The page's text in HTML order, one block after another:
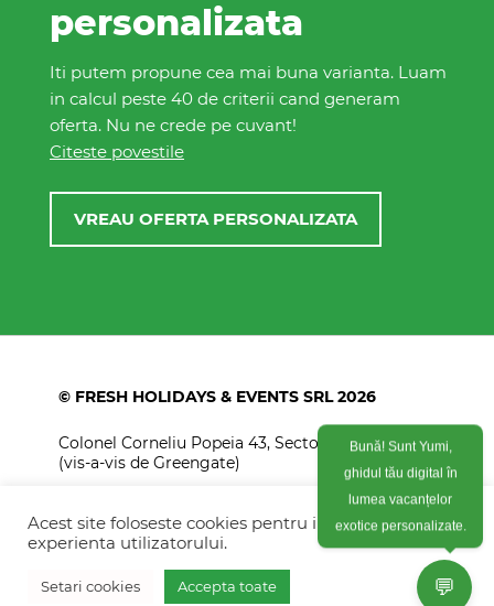
personalizata
Iti putem propune cea mai buna varianta. Luam
in calcul peste 40 de criterii cand generam
oferta. Nu ne crede pe cuvant!
Citeste povestile
VREAU OFERTA PERSONALIZATA
© FRESH HOLIDAYS & EVENTS SRL 2026
Colonel Corneliu Popeia 43, Sector 5, Bucuresti
(vis-a-vis de Greengate)
+40770 574 088
info@freshholidays.ro
Acest site foloseste cookies pentru imbunatati
experienta utilizatorului.
Setari cookies Accepta toate 💬
Bună! Sunt Yumi,
ghidul tău digital în
lumea vacanțelor
exotice personalizate.